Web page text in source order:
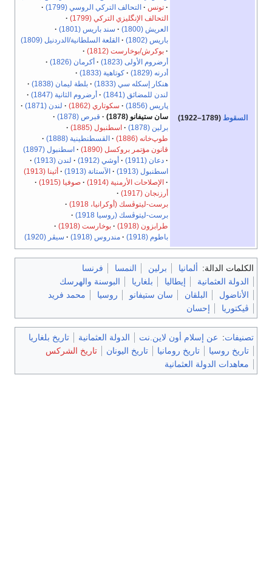
السقوط (1789–1922)
تونس
التحالف التركي الروسي (1799)
التحالف الإنگليزي التركي (1799)
العريش (1800)
سند باريس (1801)
باريس (1802)
القلعة السلطانية/الدردنيل (1809)
بوكرش/بوخارست (1812)
أرضروم الأولى (1823)
أكرمان (1826)
أدرنه (1829)
كوتاهية (1833)
هنكار إسكله سي (1833)
بلطة ليمان (1838)
لندن للمضائق (1841)
أرضروم الثانية (1847)
پاريس (1856)
سكوتاري (1862)
لندن (1871)
سان ستيفانو (1878)
قبرص (1878)
برلين (1878)
اسطنبول (1885)
طوپ‌خانه (1886)
القسطنطينية (1888)
قانون مؤتمر بروكسل (1890)
اسطنبول (1897)
دعان (1911)
أوشي (1912)
لندن (1913)
اسطنبول (1913)
الآستانة (1913)
أثينا (1913)
الإصلاحات الأرمنية (1914)
صوفيا (1915)
أرزنجان (1917)
برست-ليتوڤسك (أوكرانيا، 1918)
برست-ليتوڤسك (روسيا 1918)
طرابزون (1918)
بوخارست (1918)
باطوم (1918)
مندروس (1918) سيڤر (1920)
الكلمات الدالة: ألمانيا برلين النمسا
فرنسا
الدولة العثمانية
إيطاليا بلغاريا
البوسنة والهرسك
الأناضول
البلقان سان ستيفانو روسيا
محمد فريد
ڤيكتوريا
إحسان
تصنيفات: عن إسلام أون لاين.نت الدولة العثمانية
تاريخ بلغاريا
تاريخ روسيا
تاريخ رومانيا تاريخ اليونان
تاريخ الشركس
معاهدات الدولة العثمانية